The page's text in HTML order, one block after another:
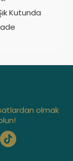
Kutunda
olmak